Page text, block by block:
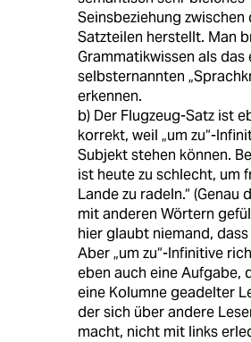
Seinsbeziehung zwischen
Satzteilen herstellt. Man
Grammatikwissen als das
selbsternannten
erkennen.
b) Der Flugzeug-Satz ist
korrekt, weil „um zu“-
Subjekt stehen können.
ist heute zu schlecht, um
Lande zu radeln.“ (Genau
mit anderen Wörtern
hier glaubt niemand,
Aber „um zu“-Infinitive
eben auch eine Aufgabe,
eine Kolumne geadelter
der sich über andere
macht, nicht mit links